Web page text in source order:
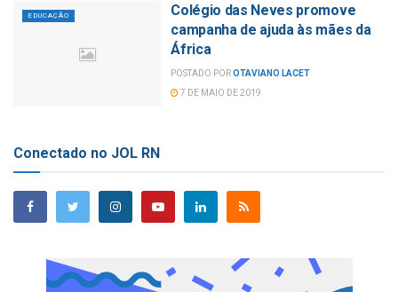
EDUCAÇÃO
Colégio das Neves promove
campanha de ajuda às mães da
África
POSTADO POROTAVIANO LACET
7 DE MAIO DE 2019
Conectado no JOL RN